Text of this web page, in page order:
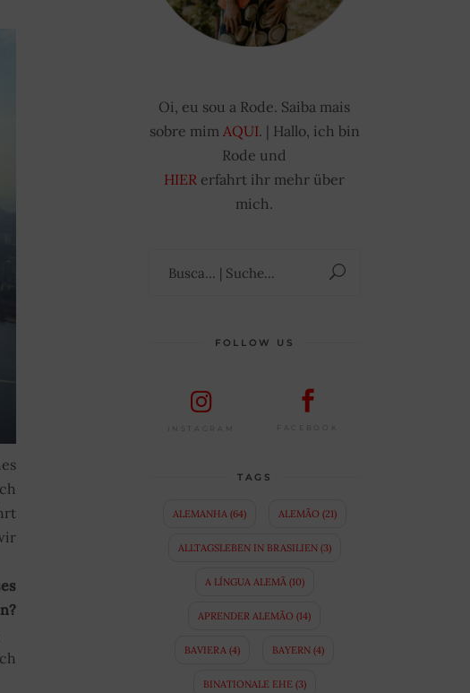
Oi, eu sou a Rode. Saiba mais
sobre mim AQUI. | Hallo, ich bin
Rode und
HIER erfahrt ihr mehr über
mich.
FOLLOW US
INSTAGRAM FACEBOOK
TAGS
ALEMANHA (64) ALEMÃO (21)
ALLTAGSLEBEN IN BRASILIEN(3)
A LÍNGUA ALEMÃ (10)
APRENDER ALEMÃO (14)
BAVIERA (4) BAYERN (4)
BINATIONALE EHE(3)